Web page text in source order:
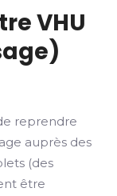
VHU
reprendre
auprès des
(des
être